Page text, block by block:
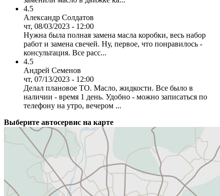
4.5
Александр Солдатов
чт, 08/03/2023 - 12:00
Нужна была полная замена масла коробки, весь набор
работ и замена свечей. Ну, первое, что понравилось -
консультация. Все расс...
4.5
Андрей Семенов
чт, 07/13/2023 - 12:00
Делал плановое ТО. Масло, жидкости. Все было в
наличии - время 1 день. Удобно - можно записаться по
телефону на утро, вечером ...
Выберите автосервис на карте